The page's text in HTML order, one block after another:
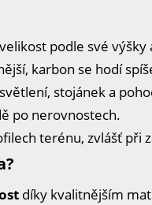
podle své výšky
karbon se hodí
stojánek a
po nerovnostech.
terénu, zvlášť při
díky kvalitnějším